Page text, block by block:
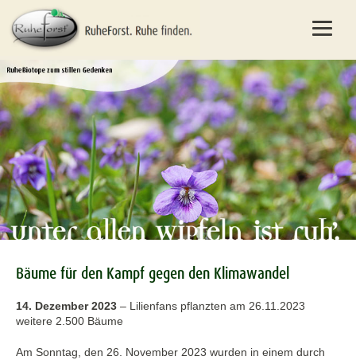
Bäume für den Kampf gegen den Klimawandel
14. Dezember 2023 – Lilienfans pflanzten am 26.11.2023
weitere 2.500 Bäume
Am Sonntag, den 26. November 2023 wurden in einem durch